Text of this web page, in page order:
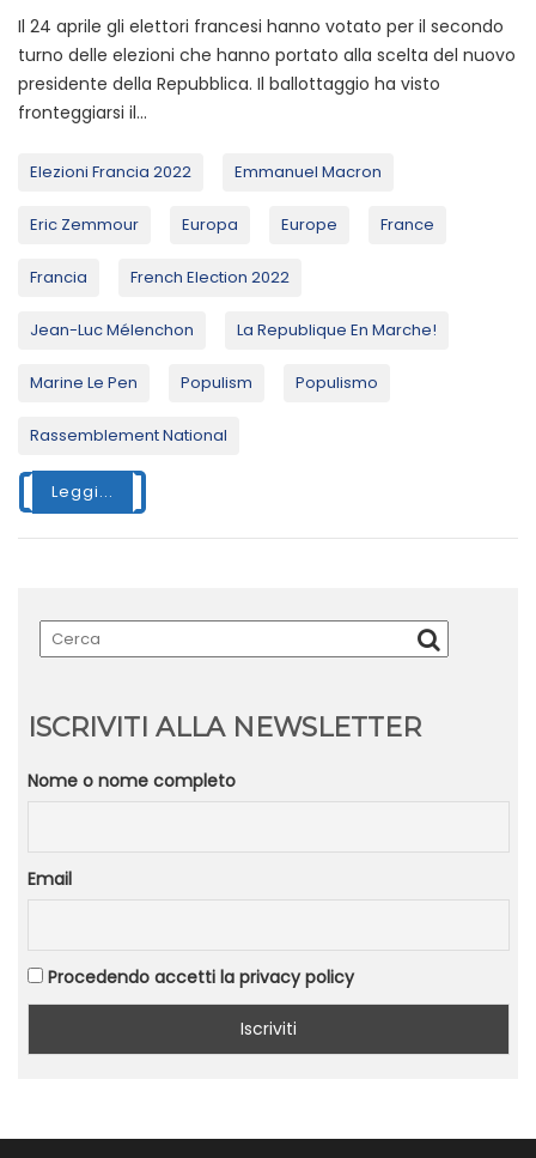
Il 24 aprile gli elettori francesi hanno votato per il secondo
turno delle elezioni che hanno portato alla scelta del nuovo
presidente della Repubblica. Il ballottaggio ha visto
fronteggiarsi il...
Elezioni Francia 2022 Emmanuel Macron
Eric Zemmour Europa Europe France
Francia French Election 2022
Jean-Luc Mélenchon La Republique En Marche!
Marine Le Pen Populism Populismo
Rassemblement National
Leggi...
ISCRIVITI ALLA NEWSLETTER
Nome o nome completo
Email
Procedendo accetti la privacy policy